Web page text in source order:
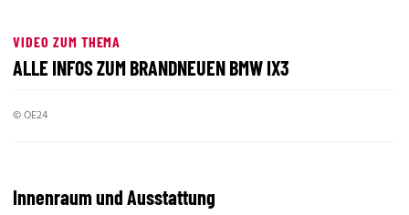
VIDEO ZUM THEMA
ALLE INFOS ZUM BRANDNEUEN BMW IX3
© OE24
Innenraum und Ausstattung